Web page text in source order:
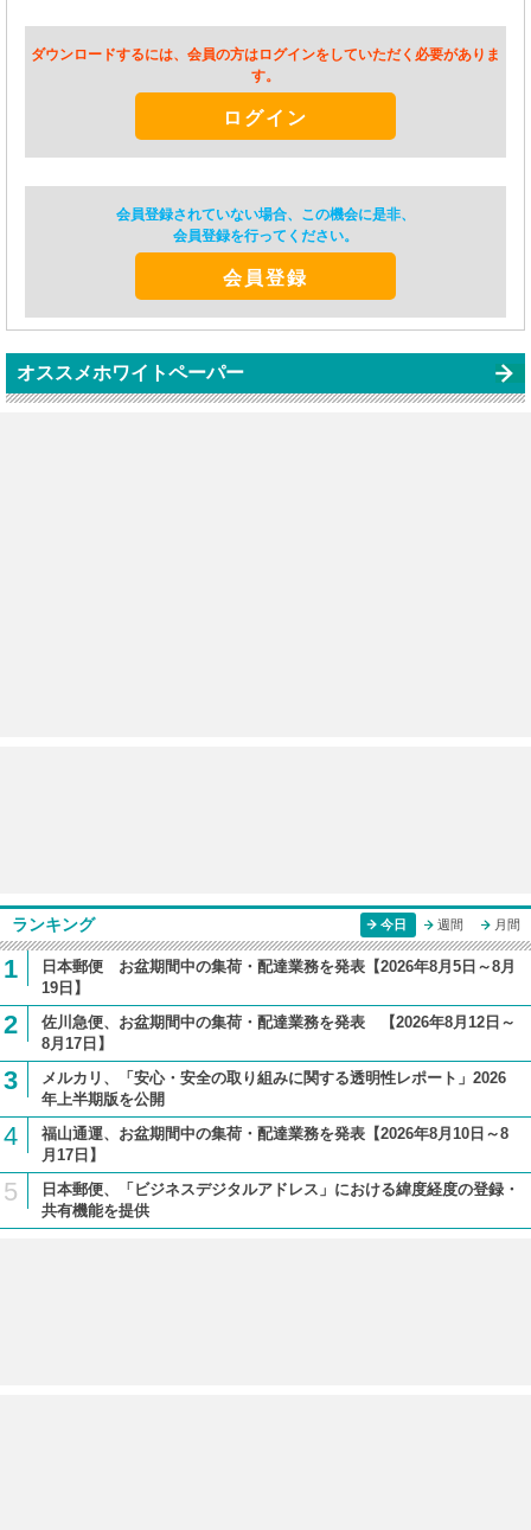
ダウンロードするには、会員の方はログインをしていただく必要がありま
す。
ログイン
会員登録されていない場合、この機会に是非、
会員登録を行ってください。
会員登録
オススメホワイトペーパー
ランキング 今日 週間 月間
1
日本郵便 お盆期間中の集荷・配達業務を発表【2026年8月5日～8月
19日】
2
佐川急便、お盆期間中の集荷・配達業務を発表 【2026年8月12日～
8月17日】
3
メルカリ、「安心・安全の取り組みに関する透明性レポート」2026
年上半期版を公開
4
福山通運、お盆期間中の集荷・配達業務を発表【2026年8月10日～8
月17日】
5
日本郵便、「ビジネスデジタルアドレス」における緯度経度の登録・
共有機能を提供